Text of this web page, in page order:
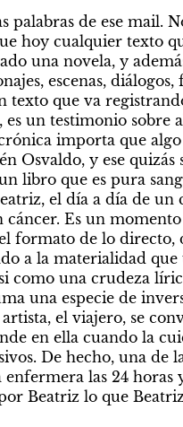
palabras de ese mail.
hoy cualquier texto
una novela, y
escenas, diálogos,
texto que va
un testimonio sobre
importa que
Osvaldo, y ese quizás
libro que es pura
el día a día de un
Es un
formato de lo directo,
a la materialidad
como una crudeza
una especie de
el viajero, se
en ella cuando la
De hecho, una de
las 24 horas
Beatriz lo que